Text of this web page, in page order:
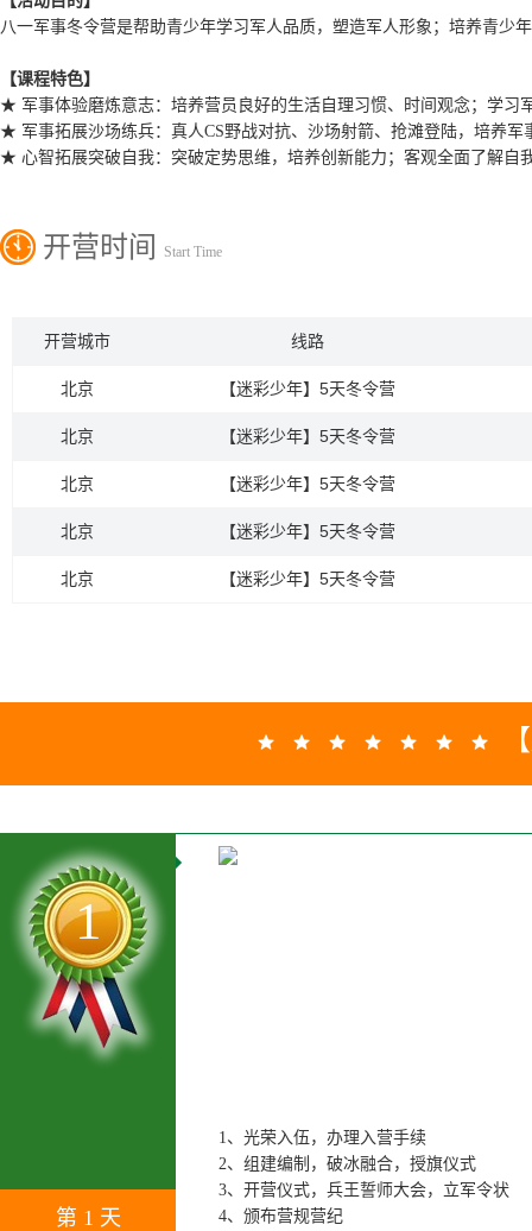
八一军事冬令营是帮助青少年学习军人品质，塑造军人形象；培养青少
【课程特色】
★ 军事体验磨炼意志：培养营员良好的生活自理习惯、时间观念；学习
★ 军事拓展沙场练兵：真人CS野战对抗、沙场射箭、抢滩登陆，培养军
★ 心智拓展突破自我：突破定势思维，培养创新能力；客观全面了解自
开营时间 Start Time
开营城市 线路
北京 【迷彩少年】5天冬令营
北京 【迷彩少年】5天冬令营
北京 【迷彩少年】5天冬令营
北京 【迷彩少年】5天冬令营
北京 【迷彩少年】5天冬令营
1
第 1 天
1、光荣入伍，办理入营手续
2、组建编制，破冰融合，授旗仪式
3、开营仪式，兵王誓师大会，立军令状
4、颁布营规营纪